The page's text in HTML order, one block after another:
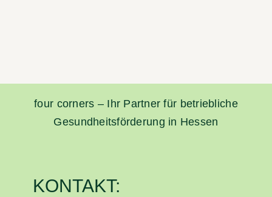
four corners – Ihr Partner für betriebliche
Gesundheitsförderung in Hessen
KONTAKT: